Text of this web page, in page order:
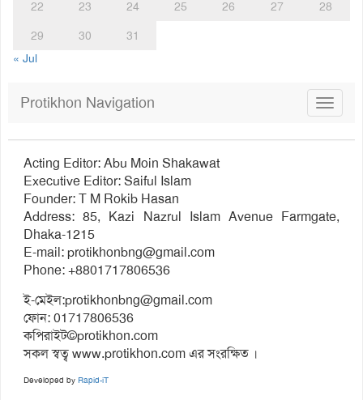
22
23 24 25 26 27
28
29
30
31
« Jul
Toggle
Protikhon Navigation
Acting Editor: Abu Moin Shakawat
Executive Editor: Saiful Islam
Founder: T M Rokib Hasan
Address: 85, Kazi Nazrul Islam Avenue Farmgate,
Dhaka-1215
E-mail:protikhonbng@gmail.com
Phone: +8801717806536
ই-মেইল:protikhonbng@gmail.com
ফোন: 01717806536
কপিরাইট©protikhon.com
সকল স্বত্ব www.protikhon.com এর সংরক্ষিত ।
Developed by Rapid-iT